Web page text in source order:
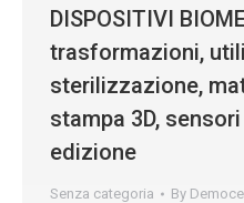
DISPOSITIVI
trasformazioni,
sterilizzazione,
stampa 3D,
edizione
Senza categoria By